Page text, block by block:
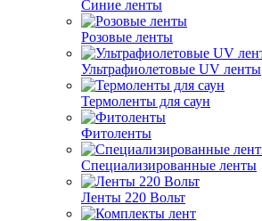
Синие ленты
Розовые ленты
Ультрафиолетовые UV ленты
Термоленты для саун
Фитоленты
Специализированные ленты
Ленты 220 Вольт